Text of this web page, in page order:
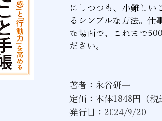
にしつつも、小難しい
るシンプルな方法。
な場面で、これまで
ださい。
著者：永谷研一
定価：本体1848 円（税
発行日：2024/9/20